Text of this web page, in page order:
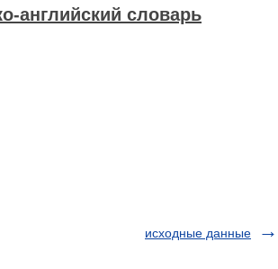
английский словарь
исходные данные